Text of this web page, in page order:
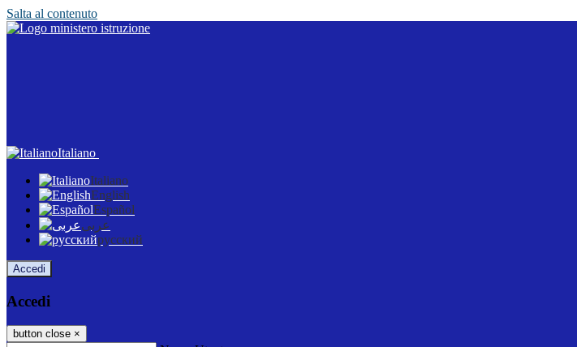
Salta al contenuto
Italiano
Italiano
English
Español
عربى
русский
Accedi
Accedi
button close ×